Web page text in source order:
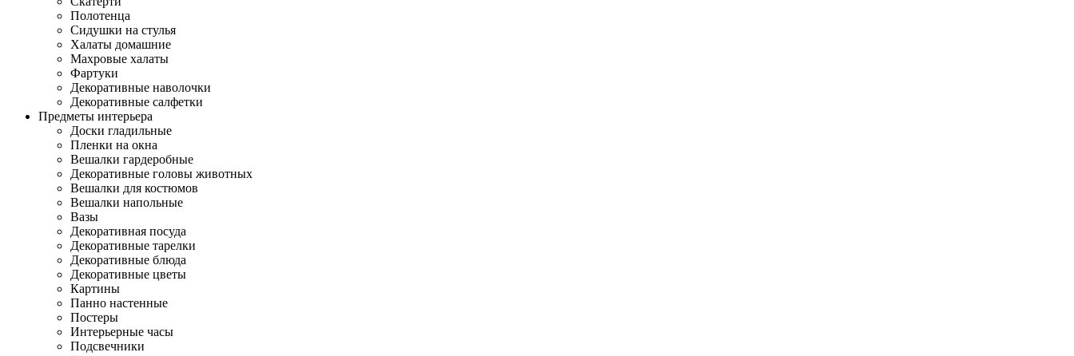
Полотенца
Сидушки на стулья
Халаты домашние
Махровые халаты
Фартуки
Декоративные наволочки
Декоративные салфетки
Предметы интерьера
Доски гладильные
Пленки на окна
Вешалки гардеробные
Декоративные головы животных
Вешалки для костюмов
Вешалки напольные
Вазы
Декоративная посуда
Декоративные тарелки
Декоративные блюда
Декоративные цветы
Картины
Панно настенные
Постеры
Интерьерные часы
Подсвечники